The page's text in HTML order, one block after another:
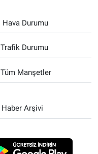
Hava Durumu
Trafik Durumu
Tüm Manşetler
Haber Arşivi